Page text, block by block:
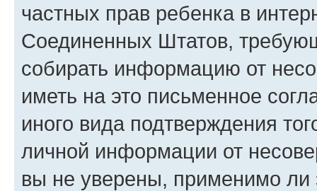
частных прав ребенка в
Соединенных Штатов,
собирать информацию от
иметь на это письменное
иного вида подтверждения
личной информации от
вы не уверены, применимо ли